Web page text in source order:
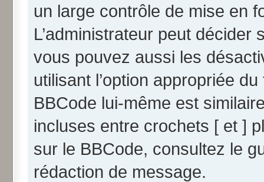
un large contrôle de mise en
L’administrateur peut
vous pouvez aussi les
utilisant l’option appropriée
BBCode lui-même est
incluses entre crochets [ et ]
sur le BBCode, consultez le
rédaction de message.